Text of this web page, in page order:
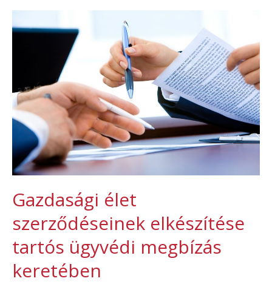
Gazdasági élet
szerződéseinek elkészítése
tartós ügyvédi megbízás
keretében